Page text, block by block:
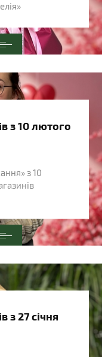
з 10 лютого
з 10
з 27 січня